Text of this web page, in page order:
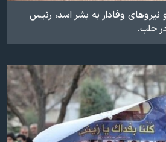
وفادار به بشر اسد، رئیس
حلب.